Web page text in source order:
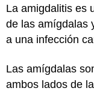
La amigdalitis es
de las amígdalas
a una infección
Las amígdalas
ambos lados de